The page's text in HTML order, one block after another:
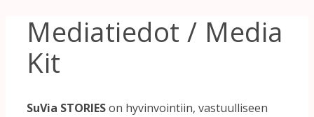
Mediatiedot / Media
Kit
SuVia STORIESon hyvinvointiin, vastuulliseen